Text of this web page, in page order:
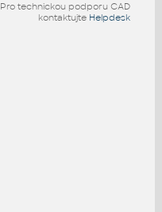
Pro technickou podporu CAD
kontaktujte Helpdesk